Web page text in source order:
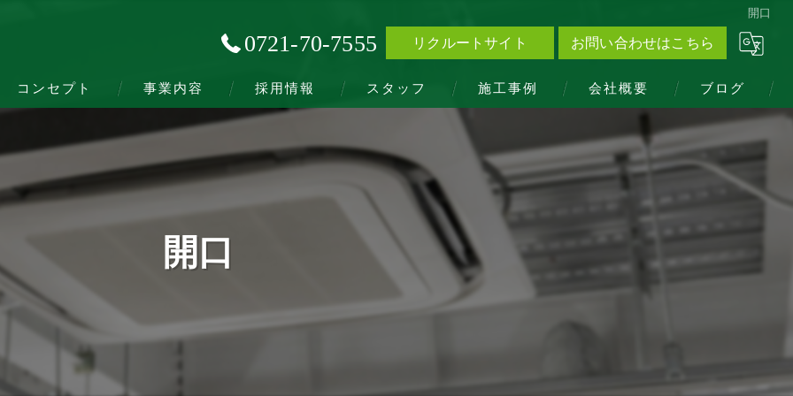
開口
0721-70-7555 リクルートサイト お問い合わせはこちら
コンセプト 事業内容 採用情報 スタッフ 施工事例 会社概要 ブログ
開口